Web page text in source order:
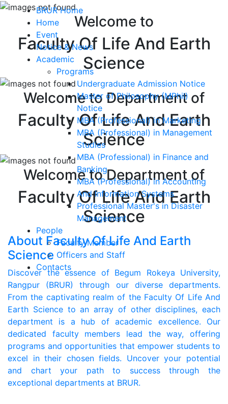
BRUR Home
Home
Event
Notice & News
Academic
Programs
Undergraduate Admission Notice
Master of Philosophy (MPhil)
Notice
MBA (Professional) in Marketing
MBA (Professional) in Management
Studies
MBA (Professional) in Finance and
Banking
MBA (Professional) in Accounting
And Information Systems
Professional Master's in Disaster
Management
People
Faculty Member
Officers and Staff
Contacts
Welcome to
Faculty Of Life And Earth
Science
Welcome to Department of
Faculty Of Life And Earth
Science
Welcome to Department of
Faculty Of Life And Earth
Science
About Faculty Of Life And Earth
Science
Discover the essence of Begum Rokeya University,
Rangpur (BRUR) through our diverse departments.
From the captivating realm of the Faculty Of Life And
Earth Science to an array of other disciplines, each
department is a hub of academic excellence. Our
dedicated faculty members lead the way, offering
programs and opportunities that empower students to
excel in their chosen fields. Uncover your potential
and chart your path to success through the
exceptional departments at BRUR.